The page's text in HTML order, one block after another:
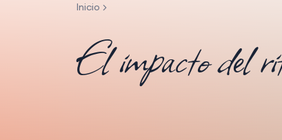
Inicio
El impacto del